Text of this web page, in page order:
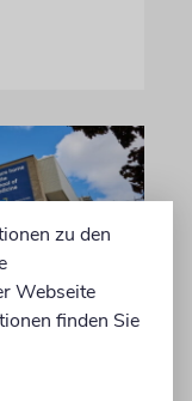
zu den
Webseite
finden Sie